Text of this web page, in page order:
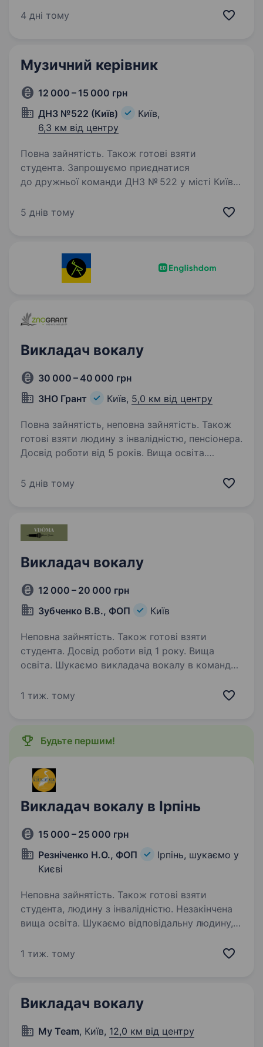
різного віку у дружню, комфортну атмосферу
4 дні тому
Музичний керівник
12 000 – 15 000 грн
ДНЗ №522 (Київ)
Київ,
6,3 км від центру
Повна зайнятість. Також готові взяти
студента. Запрошуємо приєднатися
до дружньої команди ДНЗ № 522 у місті Київ
керівника. ОБОВ’ЯЗКИ: Організовувати музичні
5 днів тому
Викладач вокалу
30 000 – 40 000 грн
ЗНО Грант
Київ, 5,0 км від центру
Повна зайнятість, неповна зайнятість. Також
готові взяти людину з інвалідністю, пенсіонера.
Досвід роботи від 5 років. Вища освіта.
направлення. Наш викладач: Амбіційний
на зацікавленні учня в предметі Методи
навчання…
5 днів тому
Викладач вокалу
12 000 – 20 000 грн
Зубченко В.В., ФОП
Київ
Неповна зайнятість. Також готові взяти
студента. Досвід роботи від 1 року. Вища
освіта. Шукаємо викладача вокалу в команду
викладача, якому близький наш підхід:
Що для нас важливо:…
1 тиж. тому
Будьте першим!
Викладач вокалу в Ірпінь
15 000 – 25 000 грн
Резніченко Н.О., ФОП
Ірпінь, шукаємо у
Києві
Неповна зайнятість. Також готові взяти
студента, людину з інвалідністю. Незакінчена
вища освіта. Шукаємо відповідальну людину,
Простір для реалізації всіх ідей та фантазій.
1 тиж. тому
Викладач вокалу
My Team, Київ, 12,0 км від центру